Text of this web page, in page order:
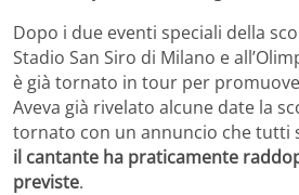
Dopo i due eventi speciali della
Stadio San Siro di Milano e
è già tornato in tour per
Aveva già rivelato alcune date la
tornato con un annuncio che tutti
il cantante ha praticamente
previste.